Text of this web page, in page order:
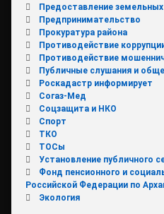
Предоставление
Предпринимательство
Прокуратура района
Противодействие
Противодействие
Публичные слушания и
Роскадастр информирует
Согаз-Мед
Соцзащита и НКО
Спорт
ТКО
ТОСы
Установление публичного
Фонд пенсионного и
Российской Федерации по
Экология